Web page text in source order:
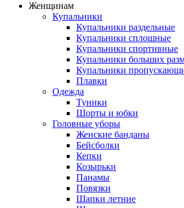
Женщинам
Купальники
Купальники раздельные
Купальники сплошные
Купальники спортивные
Купальники больших
Купальники
Плавки
Одежда
Туники
Шорты и юбки
Головные уборы
Женские банданы
Бейсболки
Кепки
Козырьки
Панамы
Повязки
Шапки летние